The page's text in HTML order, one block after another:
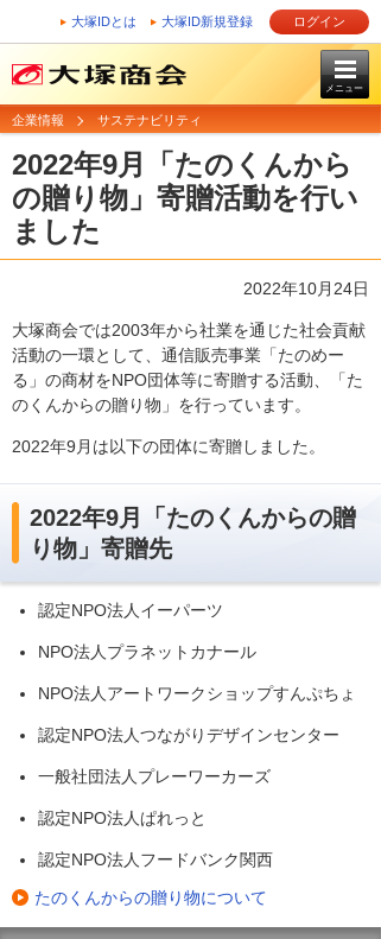
大塚IDとは 大塚ID新規登録 ログイン
メニュー
企業情報 サステナビリティ
2022年9月「たのくんから
の贈り物」寄贈活動を行い
ました
2022年10月24日
大塚商会では2003年から社業を通じた社会貢献
活動の一環として、通信販売事業「たのめー
る」の商材をNPO団体等に寄贈する活動、「た
のくんからの贈り物」を行っています。
2022年9月は以下の団体に寄贈しました。
2022年9月「たのくんからの贈
り物」寄贈先
認定NPO法人イーパーツ
NPO法人プラネットカナール
NPO法人アートワークショップすんぷちょ
認定NPO法人つながりデザインセンター
一般社団法人プレーワーカーズ
認定NPO法人ぱれっと
認定NPO法人フードバンク関西
たのくんからの贈り物について